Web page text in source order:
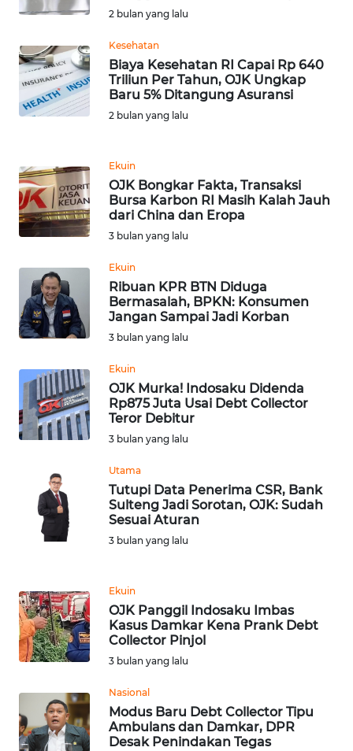
2 bulan yang lalu
Kesehatan
Biaya Kesehatan RI Capai Rp 640
Triliun Per Tahun, OJK Ungkap
Baru 5% Ditangung Asuransi
2 bulan yang lalu
Ekuin
OJK Bongkar Fakta, Transaksi
Bursa Karbon RI Masih Kalah Jauh
dari China dan Eropa
3 bulan yang lalu
Ekuin
Ribuan KPR BTN Diduga
Bermasalah, BPKN: Konsumen
Jangan Sampai Jadi Korban
3 bulan yang lalu
Ekuin
OJK Murka! Indosaku Didenda
Rp875 Juta Usai Debt Collector
Teror Debitur
3 bulan yang lalu
Utama
Tutupi Data Penerima CSR, Bank
Sulteng Jadi Sorotan, OJK: Sudah
Sesuai Aturan
3 bulan yang lalu
Ekuin
OJK Panggil Indosaku Imbas
Kasus Damkar Kena Prank Debt
Collector Pinjol
3 bulan yang lalu
Nasional
Modus Baru Debt Collector Tipu
Ambulans dan Damkar, DPR
Desak Penindakan Tegas
WN
TEBING
TINGGI
PAKPAK
WN
KARAWANG
WN
BEKASI
WN
WN
DEPOK
UTARA
WN
SAMOSIR
PADANG
LAWAS
WN
WN
CIANJUR